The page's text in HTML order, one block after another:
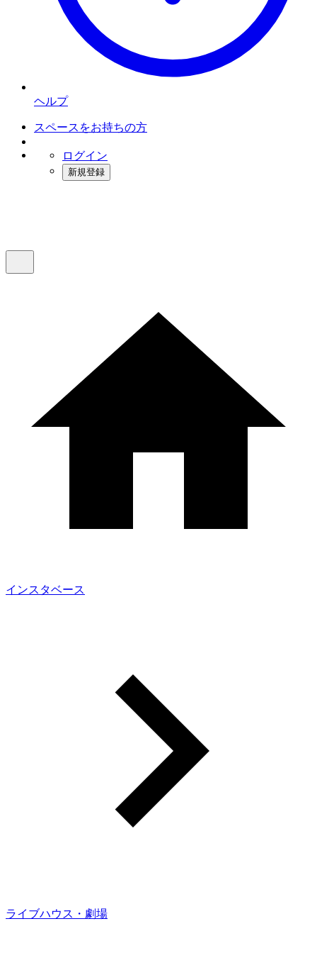
ヘルプ
スペースをお持ちの方
ログイン
新規登録
インスタベース
ライブハウス・劇場